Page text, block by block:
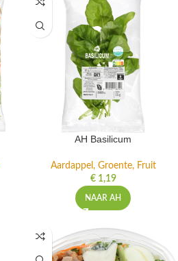
AH Basilicum
Aardappel, Groente, Fruit
€1,19
NAAR AH